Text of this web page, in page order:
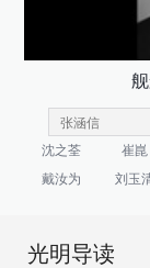
沈之荃 崔崑
戴汝为
刘玉
光明导读